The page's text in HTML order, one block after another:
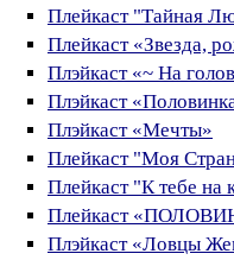
Плейкаст "Тайная
Плейкаст «Звезда,
Плэйкаст «~ На
Плэйкаст
Плэйкаст «Мечты»
Плейкаст "Моя
Плейкаст "К тебе
Плейкаст
Плэйкаст «Ловцы